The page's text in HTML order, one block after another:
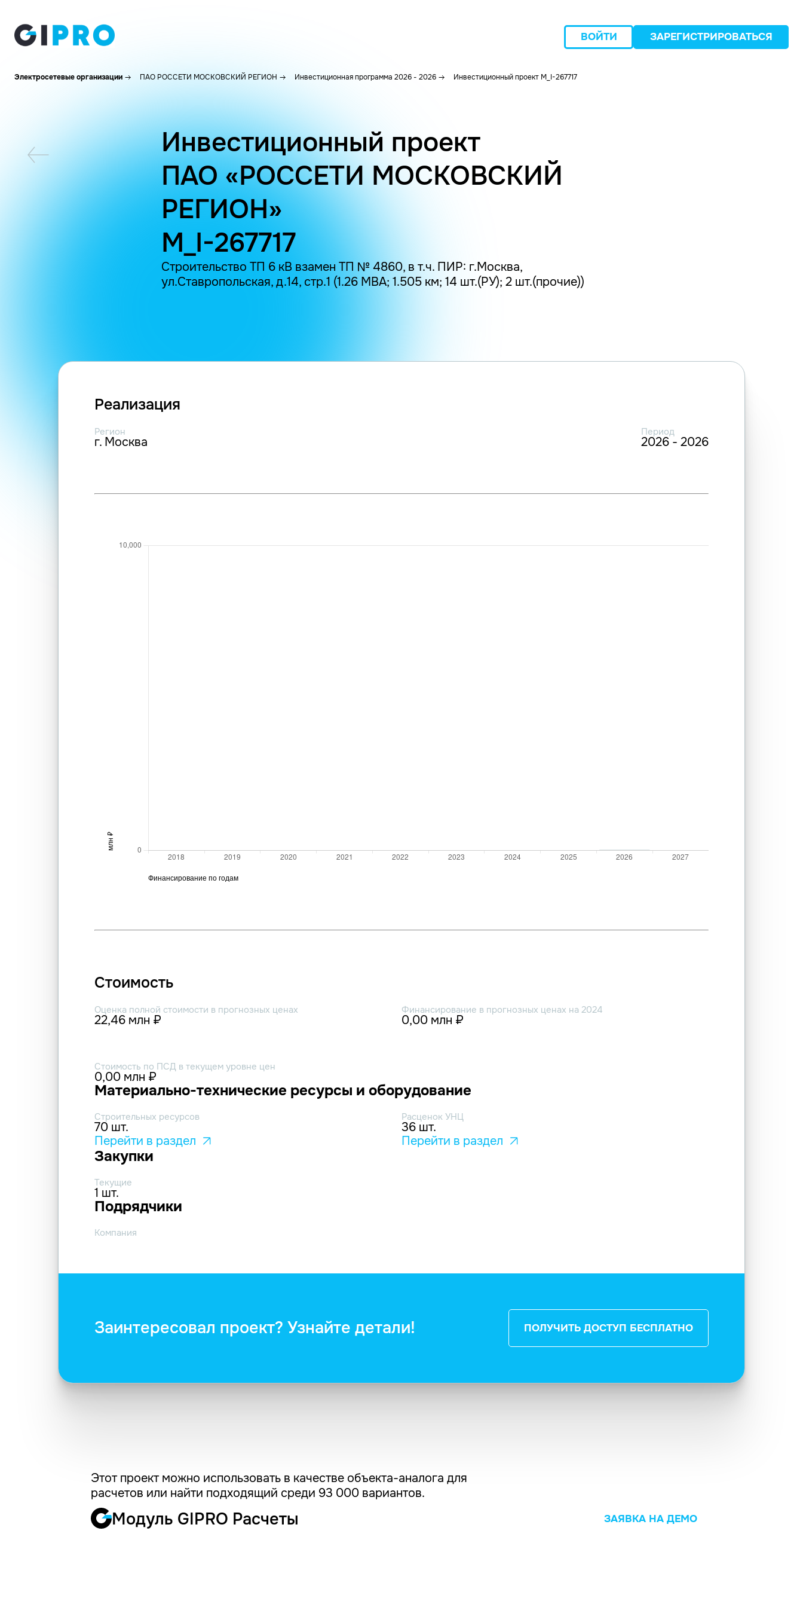
ВОЙТИ ЗАРЕГИСТРИРОВАТЬСЯ
Электросетевые организации ПАО РОССЕТИ МОСКОВСКИЙ РЕГИОН Инвестиционная программа 2026 - 2026 Инвестиционный проект M_I-267717
Инвестиционный проект
ПАО «РОССЕТИ МОСКОВСКИЙ
РЕГИОН»
M_I-267717
Строительство ТП 6 кВ взамен ТП № 4860, в т.ч. ПИР: г.Москва,
ул.Ставропольская, д.14, стр.1 (1.26 МВА; 1.505 км; 14 шт.(РУ); 2 шт.(прочие))
Реализация
Регион
г. Москва
Период
2026 - 2026
Стоимость
Оценка полной стоимости в прогнозных ценах
22,46 млн ₽
Финансирование в прогнозных ценах на 2024
0,00 млн ₽
Стоимость по ПСД в текущем уровне цен
0,00 млн ₽
Материально-технические ресурсы и оборудование
Строительных ресурсов
70 шт.
Перейти в раздел
Расценок УНЦ
36 шт.
Перейти в раздел
Закупки
Текущие
1 шт.
Подрядчики
Компания
Заинтересовал проект? Узнайте детали! ПОЛУЧИТЬ ДОСТУП БЕСПЛАТНО
Этот проект можно использовать в качестве объекта-аналога для
расчетов или найти подходящий среди 93 000 вариантов.
Модуль GIPRO Расчеты ЗАЯВКА НА ДЕМО